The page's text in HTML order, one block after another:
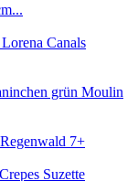
Lorena Canals
Moulin
7+
Crepes Suzette